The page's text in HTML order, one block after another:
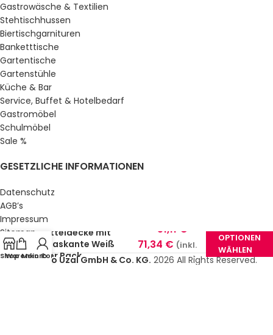
Gastrowäsche & Textilien
Stehtischhussen
Biertischgarnituren
Banketttische
Gartentische
Gartenstühle
Küche & Bar
Service, Buffet & Hotelbedarf
Gastromöbel
Schulmöbel
Sale %
GESETZLICHE INFORMATIONEN
Datenschutz
AGB’s
Impressum
Sitemap
Über uns
© Gastro Uzal GmbH & Co. KG. 2026 All Rights Reserved.
Shop
Warenkorb
Mein Konto
Mitteldecke mit
Atlaskante Weiß
10er Pack
51,11 €
71,34 € (inkl.
MwSt.)
OPTIONEN
WÄHLEN